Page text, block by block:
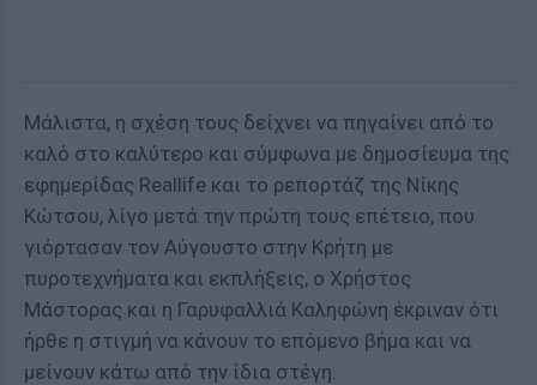
Μάλιστα, η σχέση τους δείχνει να πηγαίνει από το
καλό στο καλύτερο και σύμφωνα με δημοσίευμα της
εφημερίδας Reallife και το ρεπορτάζ της Νίκης
Κώτσου, λίγο μετά την πρώτη τους επέτειο, που
γιόρτασαν τον Αύγουστο στην Κρήτη με
πυροτεχνήματα και εκπλήξεις, ο Χρήστος
Μάστορας και η Γαρυφαλλιά Καληφώνη έκριναν ότι
ήρθε η στιγμή να κάνουν το επόμενο βήμα και να
μείνουν κάτω από την ίδια στέγη.